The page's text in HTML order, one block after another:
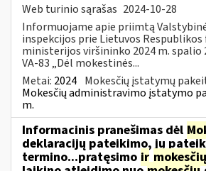
Web turinio sąrašas 2024-10-28
Informuojame apie priimtą
inspekcijos prie Lietuvos
ministerijos viršininko 2024 m. spalio
VA-83 „Dėl mokestinės...
Metai: 2024 Mokesčių įstatymų
Mokesčių administravimo įstatymo
m.
Informacinis pranešimas dėl
deklaracijų pateikimo, jų
termino...pratęsimo ir mokesčių